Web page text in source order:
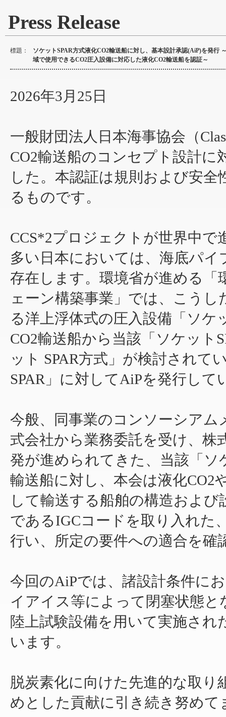
Press Release
標題：
ソケットSPAR方式液化CO2輸送船に対し、基本設計承認(AiP)を発行
域で使用できるCO2圧入設備に対応した液化CO2輸送船を認証～
2026年3月25日
一般財団法人日本海事協会（
CO2輸送船のコンセプト設計に
した。本認証は規則および安
るものです。
CCS*2プロジェクトが世界中
多い日本においては、海底パ
存在します。環境省が進める「
ェーン構築事業」では、こう
る洋上浮体式の圧入設備「ソケ
CO2輸送船から当該「ソケット
ット SPAR方式」が検討されて
SPAR」に対してAiPを発行して
今般、同事業のコンソーシア
式会社から業務委託を受け、株
発が進められてきた、当該「ソ
輸送船に対し、本会は液化CO2
して輸送する船舶の構造およ
であるIGCコードを取り入れた
行い、所定の要件への適合を
今回のAiPでは、諸設計条件に
イアイス等によって閉塞状態
陸上試験設備を用いて実施さ
います。
脱炭素化に向けた先進的な取
めとした貢献に引き続き努めて